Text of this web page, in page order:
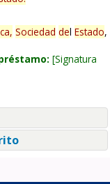
Sociedad del Estado,
Signatura